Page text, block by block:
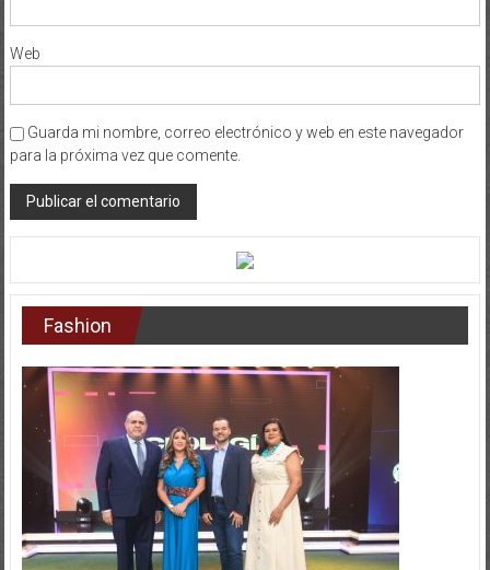
Web
Guarda mi nombre, correo electrónico y web en este navegador
para la próxima vez que comente.
Fashion